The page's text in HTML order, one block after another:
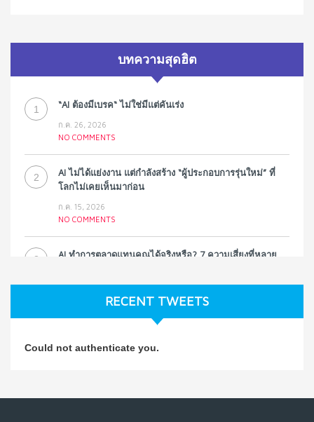
บทความสุดฮิต
1 “AI ต้องมีเบรค“ ไม่ใช่มีแต่คันเร่ง
ก.ค. 26, 2026
NO COMMENTS
2
AI ไม่ได้แย่งงาน แต่กำลังสร้าง “ผู้ประกอบการรุ่นใหม่” ที่
โลกไม่เคยเห็นมาก่อน
ก.ค. 15, 2026
NO COMMENTS
3
AI ทำการตลาดแทนคุณได้จริงหรือ? 7 ความเสี่ยงที่หลาย
NO COMMENTS
Koe ในแบบอาจารย์บอม
RECENT TWEETS
Could not authenticate you.